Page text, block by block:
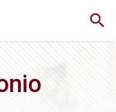
search